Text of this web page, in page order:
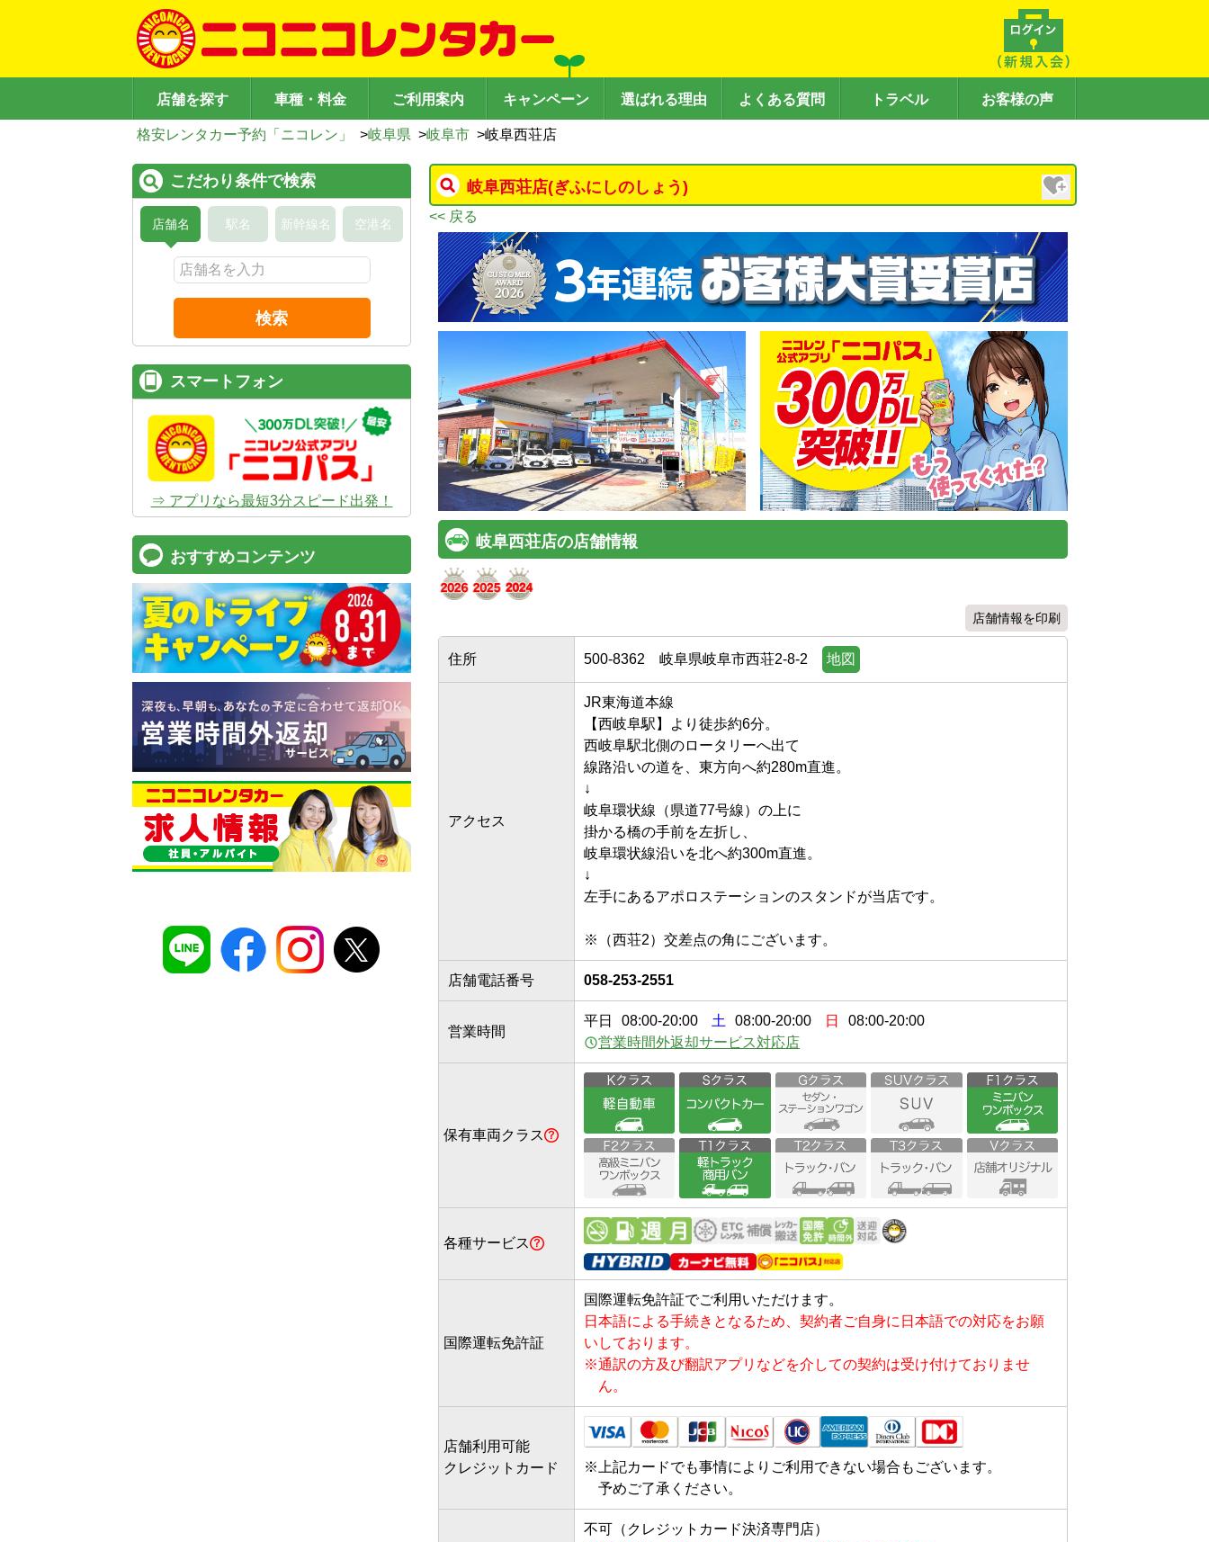
店舗を探す 車種・料金 ご利用案内 キャンペーン 選ばれる理由 よくある質問 トラベル お客様の声
格安レンタカー予約「ニコレン」 >岐阜県 >岐阜市 >岐阜西荘店
岐阜西荘店(ぎふにしのしょう)
<< 戻る
岐阜西荘店の店舗情報
店舗情報を印刷
住所 500-8362 岐阜県岐阜市西荘2-8-2 地図
アクセス
JR東海道本線
【西岐阜駅】より徒歩約6分。
西岐阜駅北側のロータリーへ出て
線路沿いの道を、東方向へ約280m直進。
↓
岐阜環状線（県道77号線）の上に
掛かる橋の手前を左折し、
岐阜環状線沿いを北へ約300m直進。
↓
左手にあるアポロステーションのスタンドが当店です。
店舗電話番号 058-253-2551
営業時間
平日 08:00-20:00 土 08:00-20:00 日
08:00-20:00
営業時間外返却サービス対応店
保有車両クラス
各種サービス
国際運転免許証
国際運転免許証でご利用いただけます。
日本語による手続きとなるため、契約者ご自身に日本語での対応をお願
いしております。
※通訳の方及び翻訳アプリなどを介しての契約は受け付けておりませ
ん。
店舗利用可能
クレジットカード
※ 上記カードでも事情によりご利用できない場合もございます。
予めご了承ください。
不可（クレジットカード決済専門店）
こだわり条件で検索
店舗名 駅名 新幹線名 空港名
検索
スマートフォン
⇒ アプリなら最短3分スピード出発！
おすすめコンテンツ